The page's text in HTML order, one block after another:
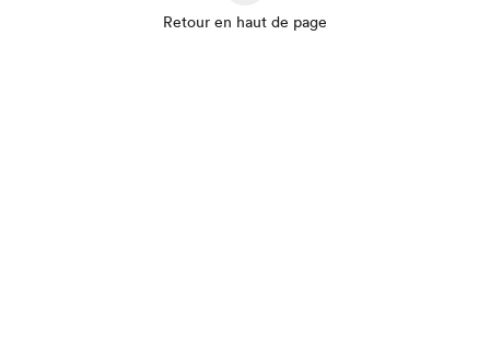
Retour en haut de page